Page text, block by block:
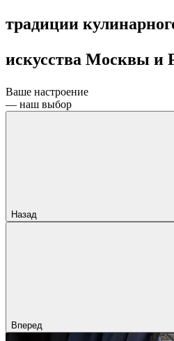
традиции
искусства Москвы и
Ваше настроение
— наш выбор
Назад
Вперед